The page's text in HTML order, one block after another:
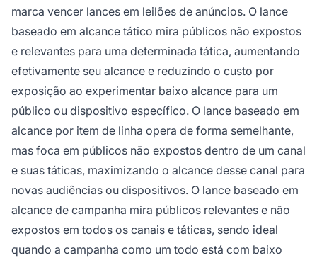
marca vencer lances em leilões de anúncios. O lance
baseado em alcance tático mira públicos não expostos
e relevantes para uma determinada tática, aumentando
efetivamente seu alcance e reduzindo o custo por
exposição ao experimentar baixo alcance para um
público ou dispositivo específico. O lance baseado em
alcance por item de linha opera de forma semelhante,
mas foca em públicos não expostos dentro de um canal
e suas táticas, maximizando o alcance desse canal para
novas audiências ou dispositivos. O lance baseado em
alcance de campanha mira públicos relevantes e não
expostos em todos os canais e táticas, sendo ideal
quando a campanha como um todo está com baixo